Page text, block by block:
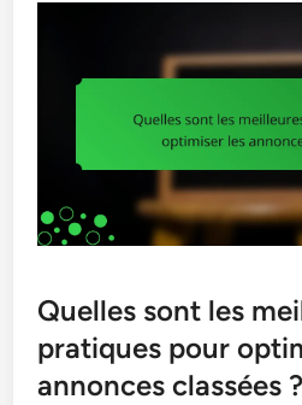
Quelles sont les
pratiques pour
annonces classées ?